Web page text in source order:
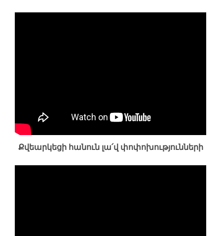
Քվեարկեցի հանուն լա՛վ փոփոխությունների